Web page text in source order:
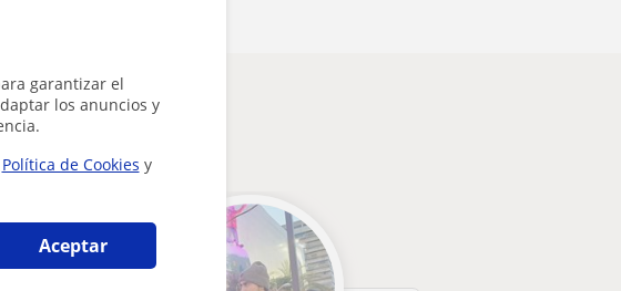
garantizar el
los anuncios y
Política de Cookies y
Aceptar
interesarte